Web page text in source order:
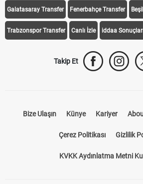
Galatasaray Transfer Fenerbahçe Transfer
Trabzonspor Transfer Canlı İzle iddaa
Takip Et
Bize Ulaşın Künye Kariyer
Çerez Politikası Gizlilik
KVKK Aydınlatma Metni